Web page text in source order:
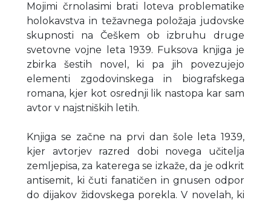
Mojimi črnolasimi brati loteva problematike
holokavstva in težavnega položaja judovske
skupnosti na Češkem ob izbruhu druge
svetovne vojne leta 1939. Fuksova knjiga je
zbirka šestih novel, ki pa jih povezujejo
elementi zgodovinskega in biografskega
romana, kjer kot osrednji lik nastopa kar sam
avtor v najstniških letih.
Knjiga se začne na prvi dan šole leta 1939,
kjer avtorjev razred dobi novega učitelja
zemljepisa, za katerega se izkaže, da je odkrit
antisemit, ki čuti fanatičen in gnusen odpor
do dijakov židovskega porekla. V novelah, ki